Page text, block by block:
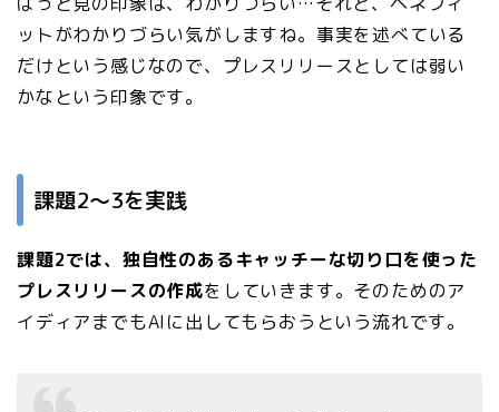
ットがわかりづらい気がしますね。事実を述べている
だけという感じなので、プレスリリースとしては弱い
かなという印象です。
課題2〜3を実践
課題2では、独自性のあるキャッチーな切り口を使った
プレスリリースの作成をしていきます。そのためのア
イディアまでもAIに出してもらおうという流れです。